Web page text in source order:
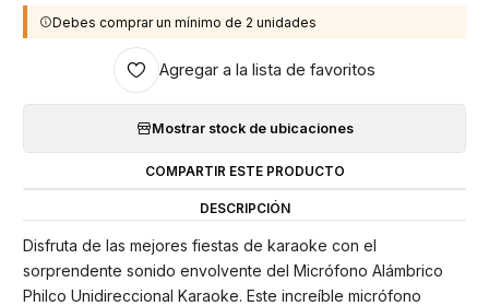
Debes comprar un mínimo de 2 unidades
Agregar a la lista de favoritos
Mostrar stock de ubicaciones
COMPARTIR ESTE PRODUCTO
DESCRIPCIÓN
Disfruta de las mejores fiestas de karaoke con el
sorprendente sonido envolvente del Micrófono Alámbrico
Philco Unidireccional Karaoke. Este increíble micrófono